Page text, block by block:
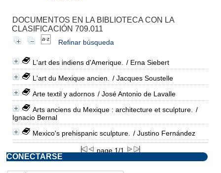
DOCUMENTOS EN LA BIBLIOTECA CON LA
CLASIFICACIÓN 709.011
Refinar búsqueda
L'art des indiens d'Amerique.
/ Erna Siebert
L'art du Mexique ancien.
/ Jacques Soustelle
Arte textil y adornos / José Antonio de Lavalle
Arts anciens du Mexique : architecture et sculpture.
/
Ignacio Bernal
Mexico's prehispanic sculpture.
/ Justino Fernández
page 1/1
CONECTARSE